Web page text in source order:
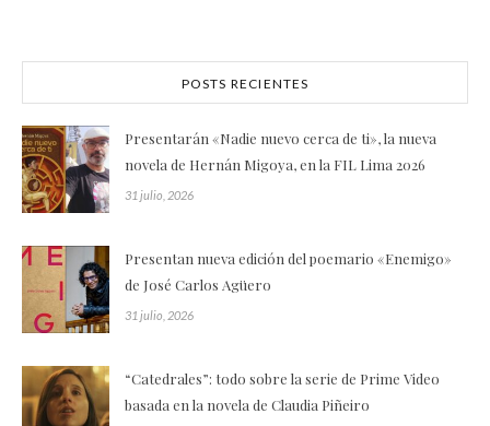
POSTS RECIENTES
Presentarán «Nadie nuevo cerca de ti», la nueva
novela de Hernán Migoya, en la FIL Lima 2026
31 julio, 2026
Presentan nueva edición del poemario «Enemigo»
de José Carlos Agüero
31 julio, 2026
“Catedrales”: todo sobre la serie de Prime Video
basada en la novela de Claudia Piñeiro